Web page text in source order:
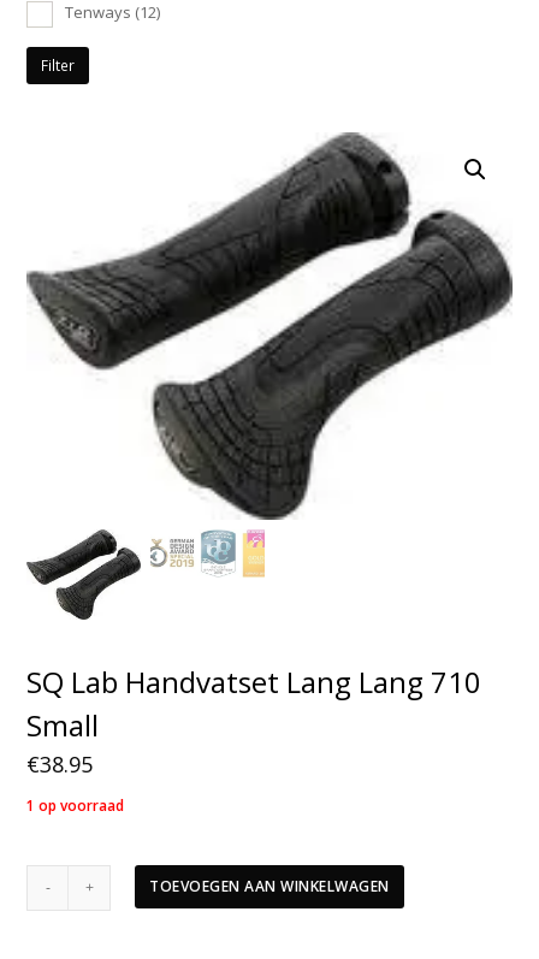
Tenways (12)
Filter
SQ Lab Handvatset Lang Lang 710
Small
€38.95
1 op voorraad
TOEVOEGEN AAN WINKELWAGEN